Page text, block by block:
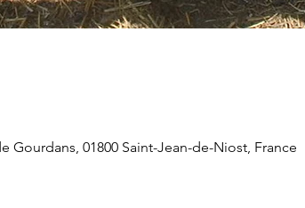
Gourdans, 01800 Saint-Jean-de-Niost, France